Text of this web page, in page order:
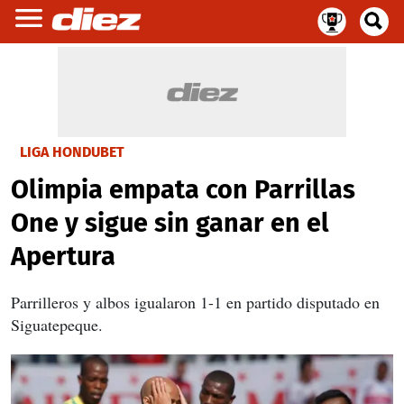
LIGA HONDUBET
Olimpia empata con Parrillas
One y sigue sin ganar en el
Apertura
Parrilleros y albos igualaron 1-1 en partido disputado en
Siguatepeque.